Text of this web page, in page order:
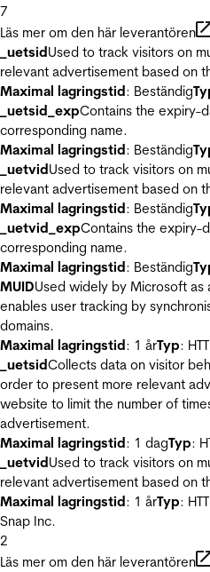
7
Läs mer om den här leverantören
_uetsidUsed to track visitors on
relevant advertisement based on
Maximal lagringstid: Beständig
_uetsid_expContains the expiry-
corresponding name.
Maximal lagringstid: Beständig
_uetvidUsed to track visitors on
relevant advertisement based on
Maximal lagringstid: Beständig
_uetvid_expContains the expiry-
corresponding name.
Maximal lagringstid: Beständig
MUIDUsed widely by Microsoft as
enables user tracking by
domains.
Maximal lagringstid: 1 årTyp:
_uetsidCollects data on visitor
order to present more relevant
website to limit the number of
advertisement.
Maximal lagringstid: 1 dagTyp:
_uetvidUsed to track visitors on
relevant advertisement based on
Maximal lagringstid: 1 årTyp:
Snap Inc.
2
Läs mer om den här leverantören